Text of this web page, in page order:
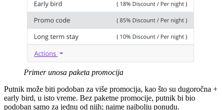
Primer unosa paketa promocija
Putnik može biti podoban za više promocija, kao što su dugoročna +
early bird, u isto vreme. Bez paketne promocije, putnik bi bio
podoban samo za jednu od njih; naime najbolju ponudu.